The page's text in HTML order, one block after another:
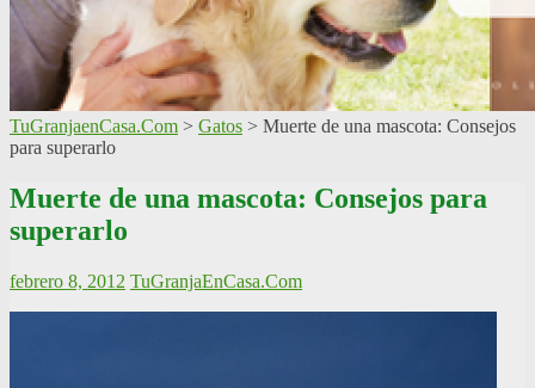
TuGranjaenCasa.Com > Gatos > Muerte de una mascota: Consejos
para superarlo
Muerte de una mascota: Consejos para
superarlo
febrero 8, 2012 TuGranjaEnCasa.Com